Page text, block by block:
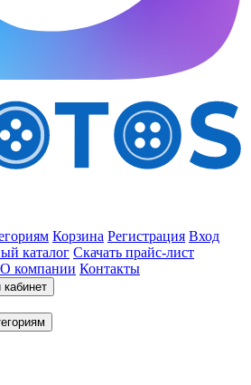
Корзина Регистрация Вход
каталог Скачать прайс-лист
О компании Контакты